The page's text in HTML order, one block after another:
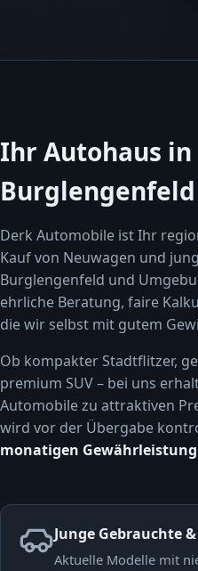
Ihr Autohaus in
Burglengenfeld
Derk Automobile ist Ihr
Kauf von Neuwagen und
Burglengenfeld und
ehrliche Beratung, faire
die wir selbst mit gutem
Ob kompakter Stadtflitzer,
premium SUV – bei uns
Automobile zu attraktiven
wird vor der Übergabe
monatigen Gewährleistung
Junge Gebrauchte
Aktuelle Modelle mit